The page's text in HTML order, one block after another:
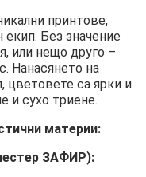
принтове,
Без значение
или нещо друго –
Нанасянето на
цветовете са ярки и
и сухо триене.
материи:
ЗАФИР):